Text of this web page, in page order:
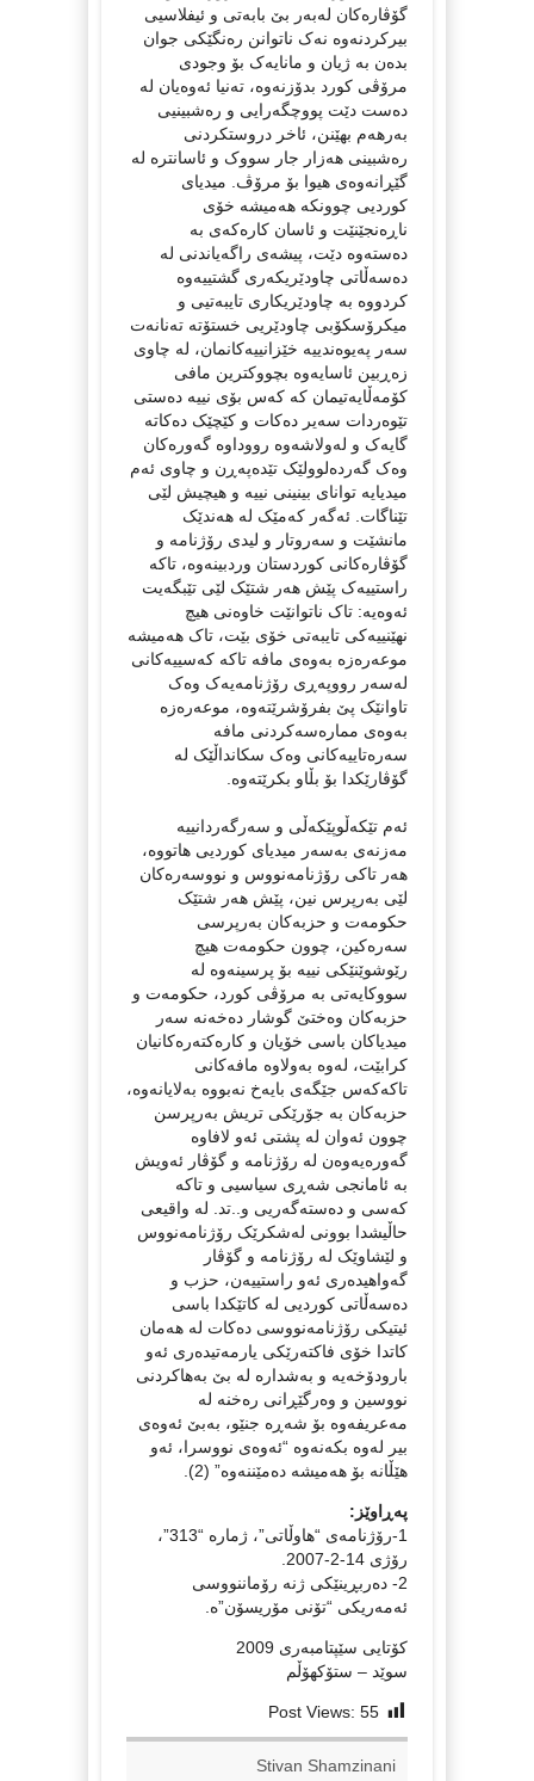
گۆڤارەکان لەبەر بێ بابەتی و ئیفلاسیی
بیرکردنەوە نەک ناتوانن رەنگێکی جوان
بدەن بە ژیان و مانایەک بۆ وجودی
مرۆڤی کورد بدۆزنەوە، تەنیا ئەوەیان لە
دەست دێت پووچگەرایی و رەشبینیی
بەرهەم بهێنن، ئاخر دروستکردنی
رەشبینی هەزار جار سووک و ئاسانترە لە
گێڕانەوەی هیوا بۆ مرۆڤ. میدیای
کوردیی چوونکە هەمیشە خۆی
ناڕەنجێنێت و ئاسان کارەکەی بە
دەستەوە دێت، پیشەی راگەیاندنی لە
دەسەڵاتی چاودێریکەری گشتییەوە
کردووە بە چاودێریکاری تایبەتیی و
میکرۆسکۆبی چاودێریی خستۆتە تەنانەت
سەر پەیوەندییە خێزانییەکانمان، لە چاوی
زەڕبین ئاسایەوە بچووکترین مافی
کۆمەڵایەتیمان کە کەس بۆی نییە دەستی
تێوەردات سەیر دەکات و کێچێک دەکاتە
گایەک و لەولاشەوە رووداوە گەورەکان
وەک گەردەلوولێک تێدەپەڕن و چاوی ئەم
میدیایە توانای بینینی نییە و هیچیش لێی
تێناگات. ئەگەر کەمێک لە هەندێک
مانشێت و سەروتار و لیدی رۆژنامە و
گۆڤارەکانی کوردستان وردبینەوە، تاکە
راستییەک پێش هەر شتێک لێی تێبگەیت
ئەوەیە: تاک ناتوانێت خاوەنی هیچ
نهێنییەکی تایبەتی خۆی بێت، تاک هەمیشە
موعەرەزە بەوەی مافە تاکە کەسییەکانی
لەسەر رووپەڕی رۆژنامەیەک وەک
تاوانێک پێ بفرۆشرێتەوە، موعەرەزە
بەوەی ممارەسەکردنی مافە
سەرەتاییەکانی وەک سکانداڵێک لە
گۆڤارێکدا بۆ بڵاو بکرێتەوە.
ئەم تێکەڵوپێکەڵی و سەرگەردانییە
مەزنەی بەسەر میدیای کوردیی هاتووە،
هەر تاکی رۆژنامەنووس و نووسەرەکان
لێی بەرپرس نین، پێش هەر شتێک
حکومەت و حزبەکان بەرپرسی
سەرەکین، چوون حکومەت هیچ
رێوشوێنێکی نییە بۆ پرسینەوە لە
سووکایەتی بە مرۆڤی کورد، حکومەت و
حزبەکان وەختێ گوشار دەخەنە سەر
میدیاکان باسی خۆیان و کارەکتەرەکانیان
کرابێت، لەوە بەولاوە مافەکانی
تاکەکەس جێگەی بایەخ نەبووە بەلایانەوە،
حزبەکان بە جۆرێکی تریش بەرپرسن
چوون ئەوان لە پشتی ئەو لافاوە
گەورەیەوەن لە رۆژنامە و گۆڤار ئەویش
بە ئامانجی شەڕی سیاسیی و تاکە
کەسی و دەستەگەریی و..تد. لە واقیعی
حاڵیشدا بوونی لەشکرێک رۆژنامەنووس
و لێشاوێک لە رۆژنامە و گۆڤار
گەواهیدەری ئەو راستییەن، حزب و
دەسەڵاتی کوردیی لە کاتێکدا باسی
ئیتیکی رۆژنامەنووسی دەکات لە هەمان
کاتدا خۆی فاکتەرێکی یارمەتیدەری ئەو
بارودۆخەیە و بەشدارە لە بێ بەهاکردنی
نووسین و وەرگێڕانی رەخنە لە
مەعریفەوە بۆ شەڕە جنێو، بەبێ ئەوەی
بیر لەوە بکەنەوە “ئەوەی نووسرا، ئەو
هێڵانە بۆ هەمیشە دەمێننەوە” (2).
پەڕاوێز:
1-رۆژنامەی “هاوڵاتی”، ژمارە “313”،
رۆژی 14-2-2007.
2- دەربڕینێکی ژنە رۆماننووسی
ئەمەریکی “تۆنی مۆریسۆن”ە.
کۆتایی سێپتامبەری 2009
سوێد – ستۆکهۆڵم
Post Views: 55
Stivan Shamzinani